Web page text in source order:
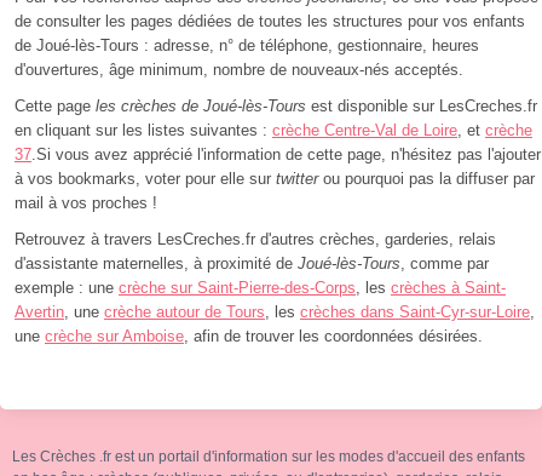
de consulter les pages dédiées de toutes les structures pour vos enfants
de Joué-lès-Tours : adresse, n° de téléphone, gestionnaire, heures
d'ouvertures, âge minimum, nombre de nouveaux-nés acceptés.
Cette page les crèches de Joué-lès-Tours est disponible sur LesCreches.fr
en cliquant sur les listes suivantes : crèche Centre-Val de Loire, et crèche
37.Si vous avez apprécié l'information de cette page, n'hésitez pas l'ajouter
à vos bookmarks, voter pour elle sur twitterou pourquoi pas la diffuser par
mail à vos proches !
Retrouvez à travers LesCreches.fr d'autres crèches, garderies, relais
d'assistante maternelles, à proximité de Joué-lès-Tours, comme par
exemple : une crèche sur Saint-Pierre-des-Corps, les crèches à Saint-
Avertin, une crèche autour de Tours, les crèches dans Saint-Cyr-sur-Loire,
une crèche sur Amboise, afin de trouver les coordonnées désirées.
Les Crèches .fr est un portail d'information sur les modes d'accueil des enfants